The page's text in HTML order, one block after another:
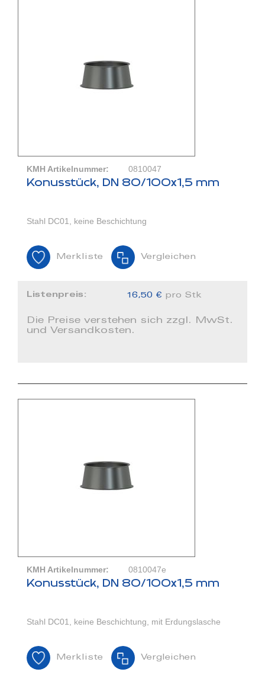
KMH Artikelnummer: 0810047
Konusstück, DN 80/100x1,5 mm
Stahl DC01, keine Beschichtung
Merkliste Vergleichen
Listenpreis: 16,50 € pro Stk
Die Preise verstehen sich zzgl. MwSt.
und Versandkosten.
KMH Artikelnummer: 0810047e
Konusstück, DN 80/100x1,5 mm
Stahl DC01, keine Beschichtung, mit Erdungslasche
Merkliste Vergleichen